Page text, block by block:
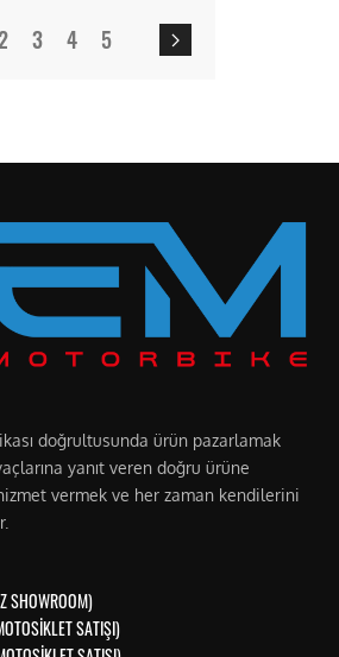
3 4 5
doğrultusunda ürün pazarlamak
yanıt veren doğru ürüne
vermek ve her zaman kendilerini
SHOWROOM)
SATIŞI)